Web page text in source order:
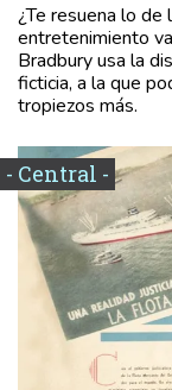
¿Te resuena lo de
entretenimiento
Bradbury usa la
ficticia, a la que
tropiezos más.
- Central -